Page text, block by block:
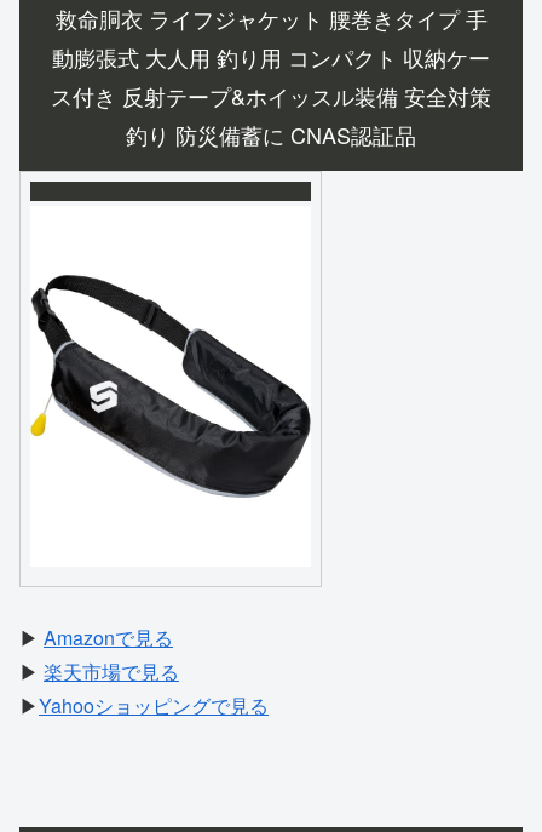
救命胴衣 ライフジャケット 腰巻きタイプ 手
動膨張式 大人用 釣り用 コンパクト 収納ケー
ス付き 反射テープ&ホイッスル装備 安全対策
釣り 防災備蓄に CNAS認証品
▶ Amazonで見る
▶ 楽天市場で見る
▶Yahooショッピングで見る